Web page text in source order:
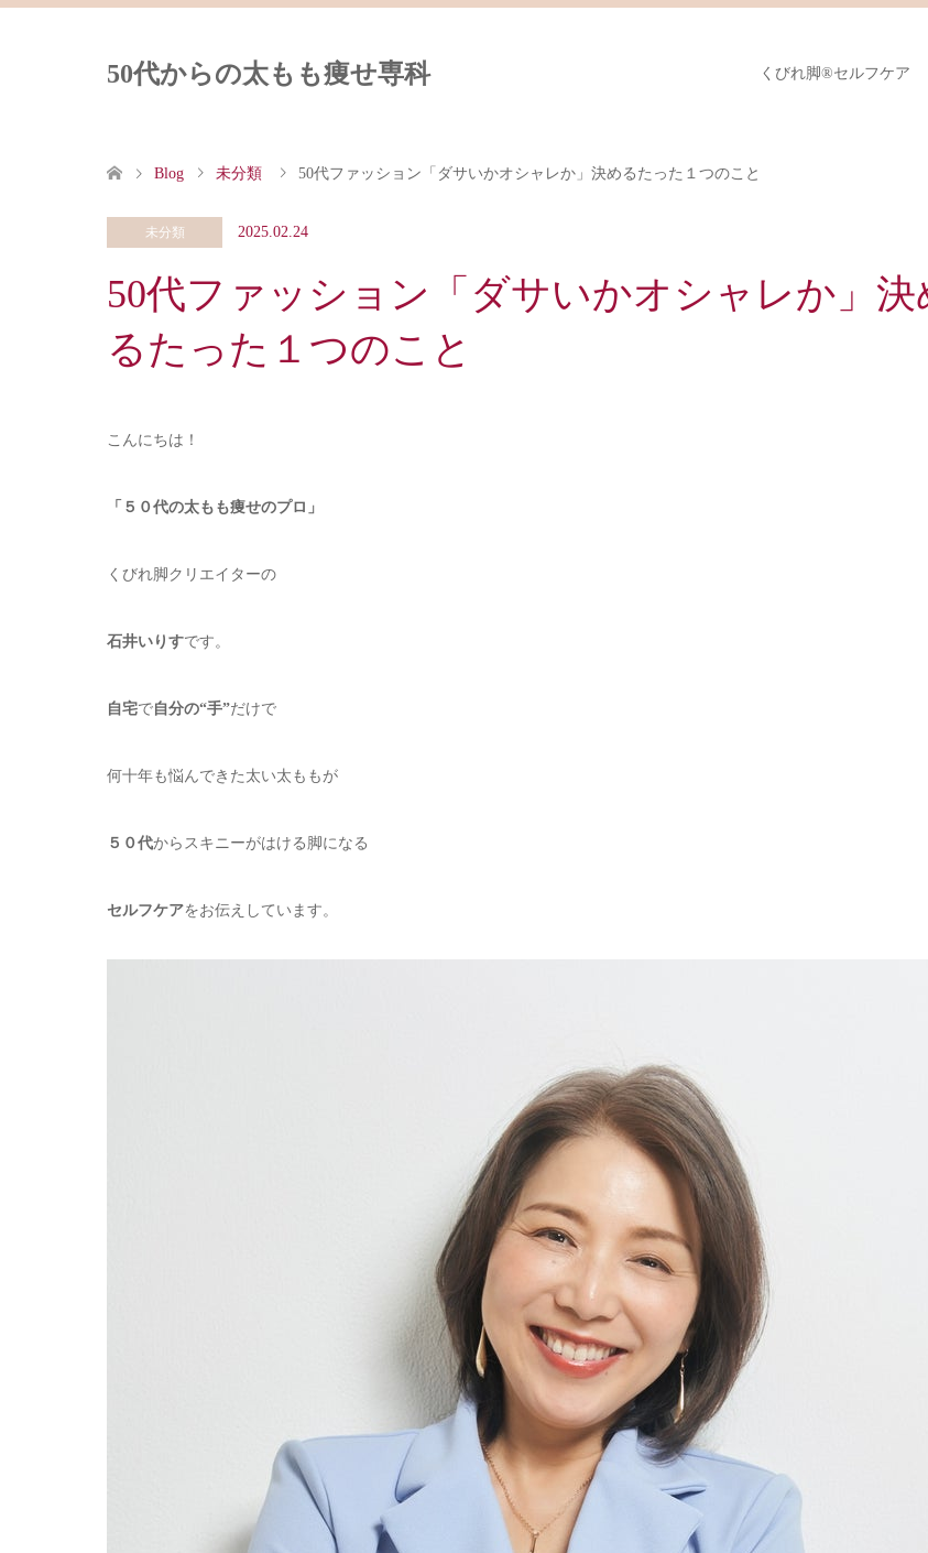
50代からの太もも痩せ専科 くびれ脚®︎セルフケア
Blog 未分類 50代ファッション「ダサいかオシャレか」決めるたった１つのこと
未分類 2025.02.24
50代ファッション「ダサいかオシャレか」決
るたった１つのこと
こんにちは！
「５０代の太もも痩せのプロ」
くびれ脚クリエイターの
石井いりすです。
自宅で自分の“手”だけで
何十年も悩んできた太い太ももが
５０代からスキニーがはける脚になる
セルフケアをお伝えしています。